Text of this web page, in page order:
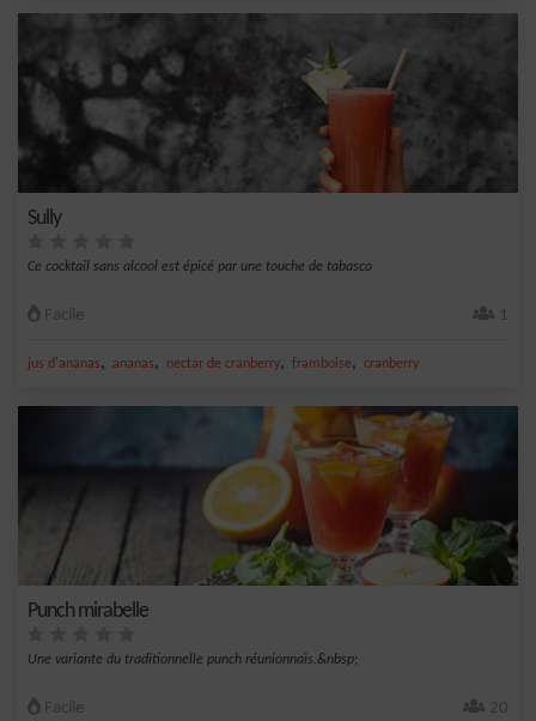
Sully
Ce cocktail sans alcool est épicé par une touche de tabasco
Facile 1
jus d'ananas, ananas, nectar de cranberry, framboise, cranberry
Punch mirabelle
Une variante du traditionnelle punch réunionnais.&nbsp;
Facile 20